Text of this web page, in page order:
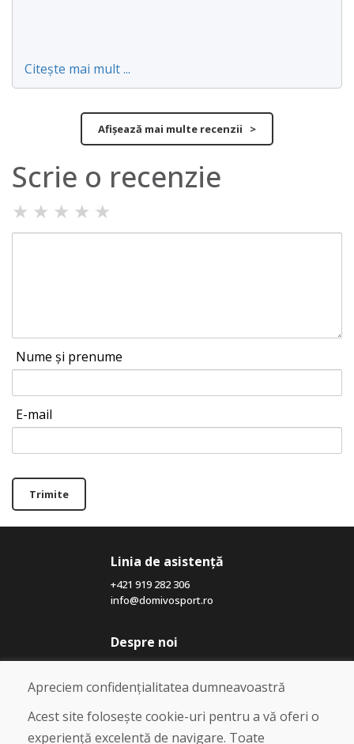
Citește mai mult ...
Afișează mai multe recenzii >
Scrie o recenzie
★ ★ ★ ★ ★
Nume și prenume
E-mail
Trimite
Linia de asistență
+421 919 282 306
info@domivosport.ro
Despre noi
Blog
Despre noi
Magazin
Contact
Apreciem confidențialitatea dumneavoastră
Acest site folosește cookie-uri pentru a vă oferi o
experiență excelentă de navigare. Toate